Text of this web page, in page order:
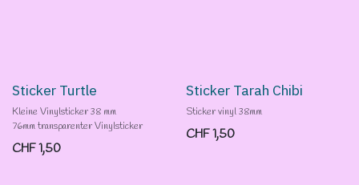
Sticker Turtle
Kleine Vinylsticker 38 mm
76mm transparenter Vinylsticker
CHF1,50
Sticker Tarah Chibi
Sticker vinyl 38mm
CHF1,50